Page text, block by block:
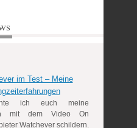
im Test – Meine
ich euch meine
mit dem Video On
Watchever schildern.